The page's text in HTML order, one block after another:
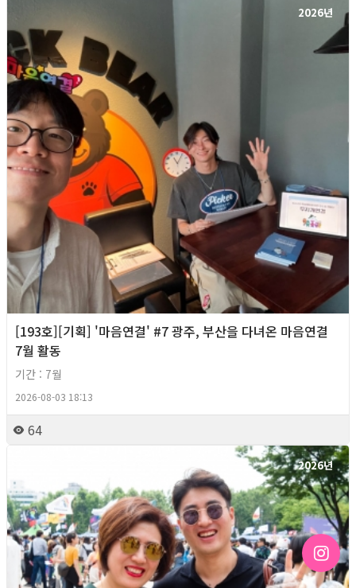
2026년
[193호][기획] '마음연결' #7 광주, 부산을 다녀온 마음연결
7월 활동
기간 : 7월
2026-08-03 18:13
64
2026년